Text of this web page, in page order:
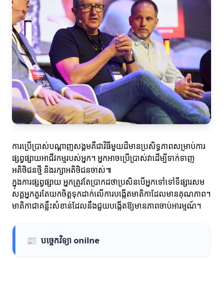
ការប្រើប្រាស់បណ្តាញសង្គមគឺជាវិធីមួយដ៏មានប្រសិទ្ធភាពសម្រាប់ការ
ផ្សព្វផ្សាយអាជីវកម្មរបស់អ្នក។ អ្នកអាចប្រើប្រាស់វាដើម្បីទាក់ទាញ
អតិថិជនថ្មី និងរក្សាអតិថិជនចាស់៕
ក្នុងការផ្សព្វផ្សាយ អ្នកត្រូវតែប្រាកដថាប្រសិនបើអ្នកទៅទៅទីផ្សារសម
សគ្គអ្នកគួរតែយកចិត្តទុកដាក់លើការបង្កើតមាតិកាដែលមានគុណភាព។
មាតិកាជាគន្លឹះសំខាន់ដែលនឹងជួយបង្កើតឱ្យមានភាពចាប់អារម្មណ៍។
📰 បច្ចេកវិទ្យា onilne